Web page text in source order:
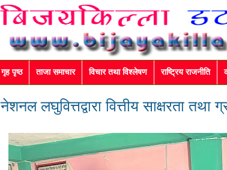
गृह पृष्ठ ताजा समाचार विचार तथा विश्लेषण राष्ट्रिय राजनीति
नेशनल लघुवित्तद्वारा वित्तीय साक्षरता